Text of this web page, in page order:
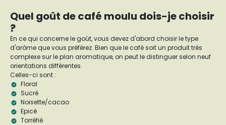
Quel goût de café moulu dois-je choisir
?
En ce qui concerne le goût, vous devez d'abord choisir le type
d'arôme que vous préférez. Bien que le café soit un produit très
complexe sur le plan aromatique, on peut le distinguer selon neuf
orientations différentes.
Celles-ci sont :
Floral
Sucré
Noisette/cacao
Epicé
Torréfié